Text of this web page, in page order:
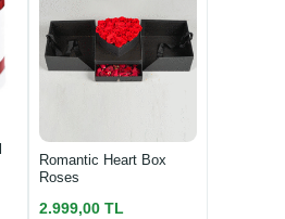
Romantic Heart Box
Roses
2.999,00 TL